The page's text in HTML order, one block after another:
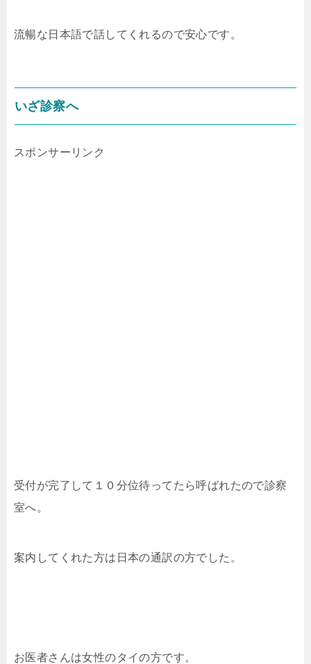
流暢な日本語で話してくれるので安心です。
いざ診察へ
スポンサーリンク
受付が完了して１０分位待ってたら呼ばれたので診察
室へ。
案内してくれた方は日本の通訳の方でした。
お医者さんは女性のタイの方です。